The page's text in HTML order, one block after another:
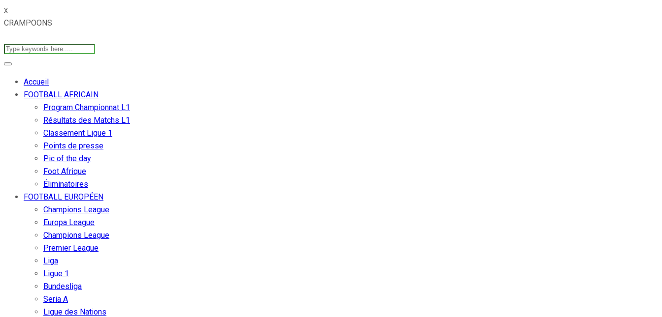
x
CRAMPOONS
Accueil
FOOTBALL AFRICAIN
Program Championnat L1
Résultats des Matchs L1
Classement Ligue 1
Points de presse
Pic of the day
Foot Afrique
Éliminatoires
FOOTBALL EUROPÉEN
Champions League
Europa League
Champions League
Premier League
Liga
Ligue 1
Bundesliga
Seria A
Ligue des Nations